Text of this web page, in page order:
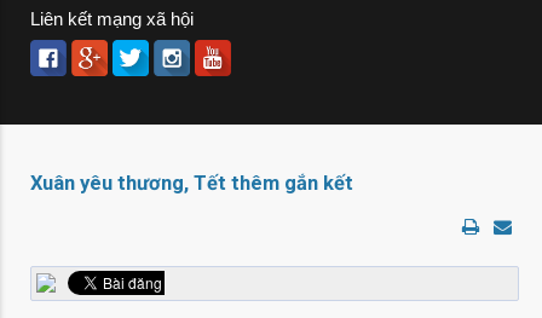
Liên kết mạng xã hội
Xuân yêu thương, Tết thêm gắn kết